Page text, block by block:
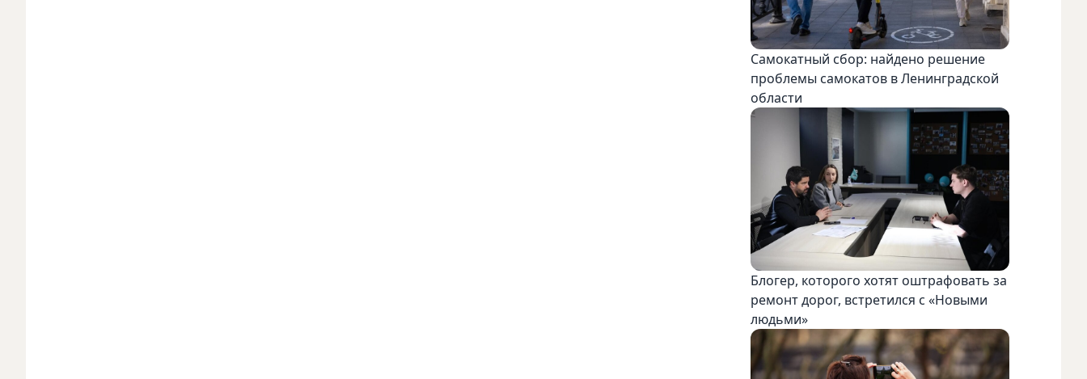
Самокатный сбор: найдено решение
проблемы самокатов в Ленинградской
области
Блогер, которого хотят оштрафовать за
ремонт дорог, встретился с «Новыми
людьми»